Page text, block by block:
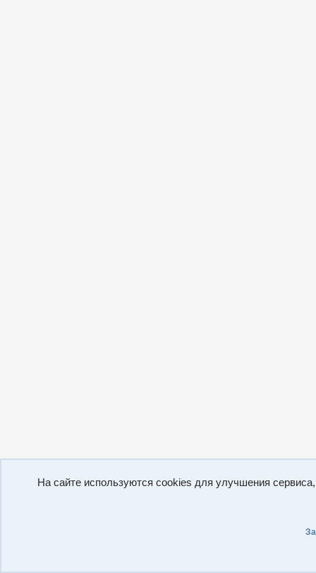
На сайте используются cookies для улучшения